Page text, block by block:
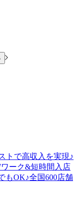
トで高収入を実現♪
ーク&短時間入店
もOK♪全国600店舗